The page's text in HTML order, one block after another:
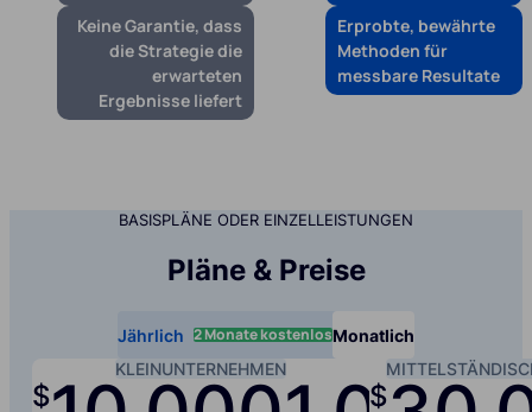
Keine Garantie, dass
die Strategie die
erwarteten
Ergebnisse liefert
Erprobte, bewährte
Methoden für
messbare Resultate
BASISPLÄNE ODER EINZELLEISTUNGEN
Pläne & Preise
Jährlich 2 Monate kostenlosMonatlich
KLEINUNTERNEHMEN
$ $